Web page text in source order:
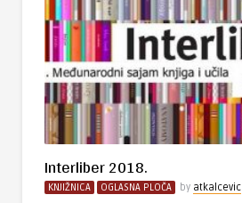
Interliber 2018.
KNJIŽNICA OGLASNA PLOČA by atkalcevic